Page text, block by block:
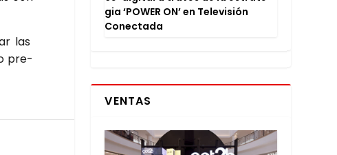
las
pre­
gia ‘POWER ON’ en Tele­vi­sión
Conec­ta­da
VENTAS